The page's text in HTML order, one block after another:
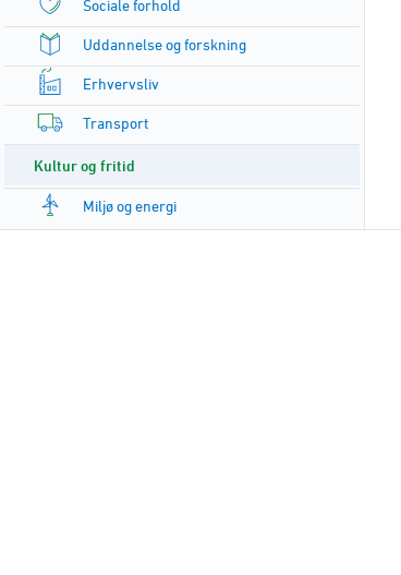
Sociale forhold
Uddannelse og forskning
Erhvervsliv
Transport
Kultur og fritid
Miljø og energi